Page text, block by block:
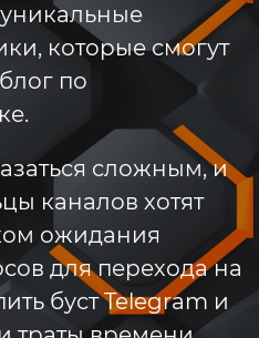
которые смогут
по
сложным, и
каналов хотят
ожидания
для перехода на
буст Telegram и